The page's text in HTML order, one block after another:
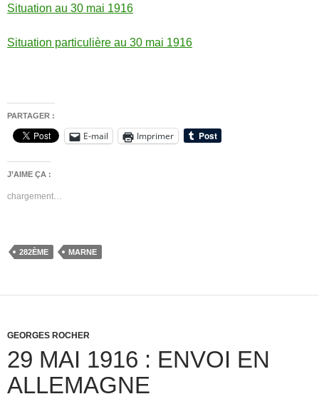
Situation au 30 mai 1916
Situation particulière au 30 mai 1916
PARTAGER :
E-mail Imprimer
J’AIME ÇA :
chargement…
282ÈME MARNE
GEORGES ROCHER
29 MAI 1916 : ENVOI EN
ALLEMAGNE